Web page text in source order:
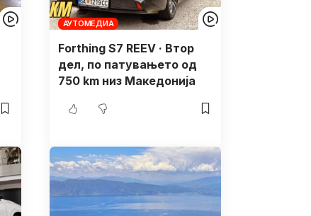
АУТОМЕДИА
Forthing S7 REEV · Втор
дел, по патувањето од
750 km низ Македонија